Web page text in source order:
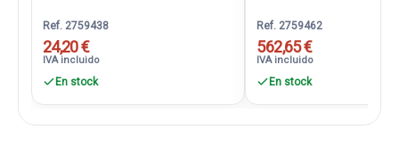
Ref. 2759438
24,20 €
IVA incluido
En stock
Ref. 2759462
562,65 €
IVA incluido
En stock